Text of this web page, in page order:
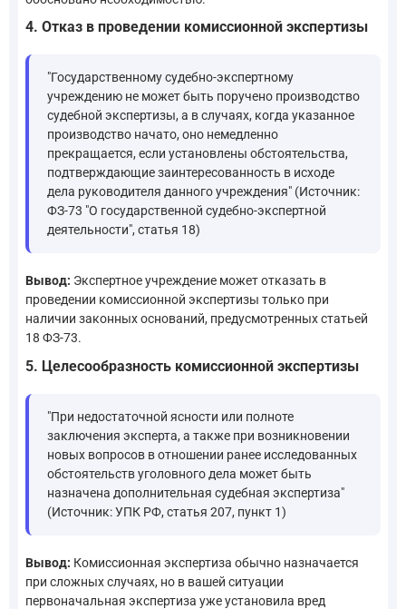
4. Отказ в проведении комиссионной экспертизы
"Государственному судебно-экспертному
учреждению не может быть поручено производство
судебной экспертизы, а в случаях, когда указанное
производство начато, оно немедленно
прекращается, если установлены обстоятельства,
подтверждающие заинтересованность в исходе
дела руководителя данного учреждения" (Источник:
ФЗ-73 "О государственной судебно-экспертной
деятельности", статья 18)
Вывод: Экспертное учреждение может отказать в
проведении комиссионной экспертизы только при
наличии законных оснований, предусмотренных статьей
18 ФЗ-73.
5. Целесообразность комиссионной экспертизы
"При недостаточной ясности или полноте
заключения эксперта, а также при возникновении
новых вопросов в отношении ранее исследованных
обстоятельств уголовного дела может быть
назначена дополнительная судебная экспертиза"
(Источник: УПК РФ, статья 207, пункт 1)
Вывод: Комиссионная экспертиза обычно назначается
при сложных случаях, но в вашей ситуации
первоначальная экспертиза уже установила вред